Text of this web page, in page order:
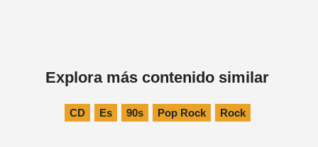
Explora más contenido similar
CD Es 90s Pop Rock Rock